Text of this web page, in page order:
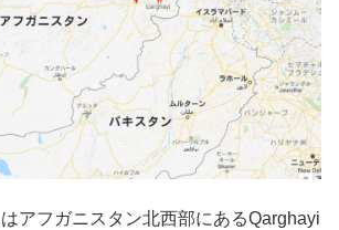
アフガニスタン北西部にあるQarghayi